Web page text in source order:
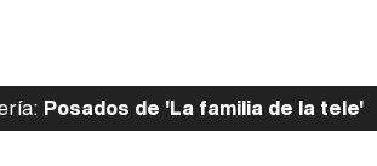
Posados de 'La familia de la tele'